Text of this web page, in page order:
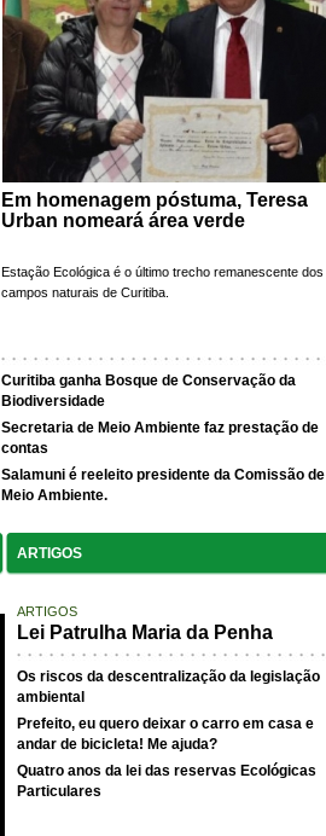
Em homenagem póstuma, Teresa
Urban nomeará área verde
Estação Ecológica é o último trecho remanescente dos
campos naturais de Curitiba.
Curitiba ganha Bosque de Conservação da
Biodiversidade
Secretaria de Meio Ambiente faz prestação de
contas
Salamuni é reeleito presidente da Comissão de
Meio Ambiente.
ARTIGOS
ARTIGOS
Lei Patrulha Maria da Penha
Os riscos da descentralização da legislação
ambiental
Prefeito, eu quero deixar o carro em casa e
andar de bicicleta! Me ajuda?
Quatro anos da lei das reservas Ecológicas
Particulares